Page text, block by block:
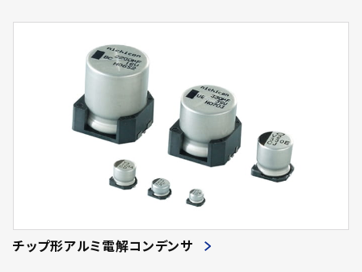
チップ形アルミ電解コンデンサ